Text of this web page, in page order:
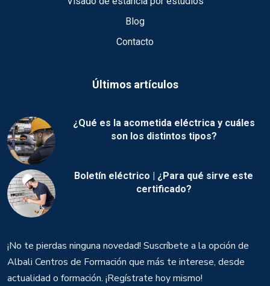
Blog
Contacto
Últimos artículos
¿Qué es la acometida eléctrica y cuáles
son los distintos tipos?
Boletín eléctrico | ¿Para qué sirve este
certificado?
¡No te pierdas ninguna novedad! Suscríbete a la opción de
Albali Centros de Formación que más te interese, desde
actualidad o formación. ¡Regístrate hoy mismo!